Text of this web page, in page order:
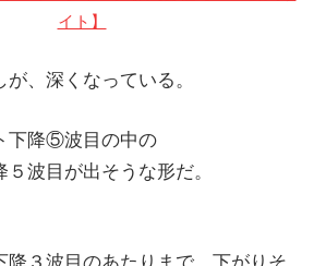
イト】
、深くなっている。
下降⑤波目の中の
波目が出そうな形だ。